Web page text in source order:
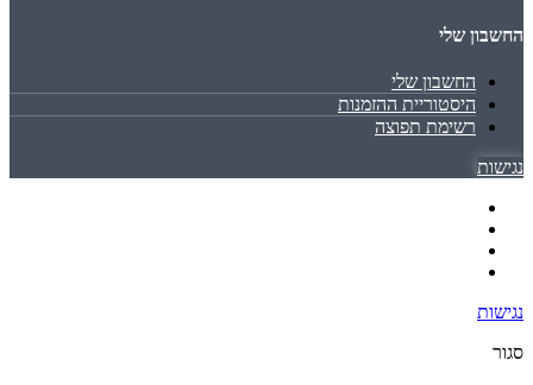
החשבון שלי
החשבון שלי
היסטוריית ההזמנות
רשימת תפוצה
נגישות
נגישות
סגור